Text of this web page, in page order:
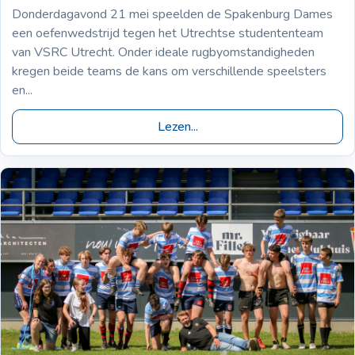
Donderdagavond 21 mei speelden de Spakenburg Dames
een oefenwedstrijd tegen het Utrechtse studententeam
van VSRC Utrecht. Onder ideale rugbyomstandigheden
kregen beide teams de kans om verschillende speelsters
en...
Lezen...